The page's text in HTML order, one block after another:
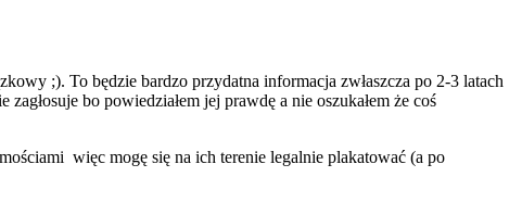
;). To będzie bardzo przydatna informacja zwłaszcza po 2-3 latach
bo powiedziałem jej prawdę a nie oszukałem że coś
więc mogę się na ich terenie legalnie plakatować (a po